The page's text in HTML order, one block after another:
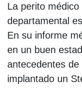
La perito médico
departamental
En su informe
en un buen
antecedentes
implantado un